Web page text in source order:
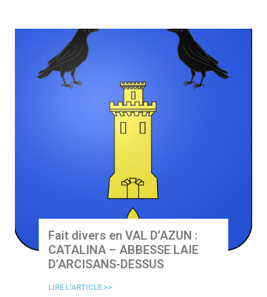
Fait divers en VAL D’AZUN :
CATALINA – ABBESSE LAIE
D’ARCISANS-DESSUS
LIRE L'ARTICLE >>